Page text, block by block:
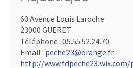
60 Avenue Louis Laroche
23000 GUERET
Téléphone : 05.55.52.24.70
Email : peche23@orange.fr
http://www.fdpeche23.wix.com/